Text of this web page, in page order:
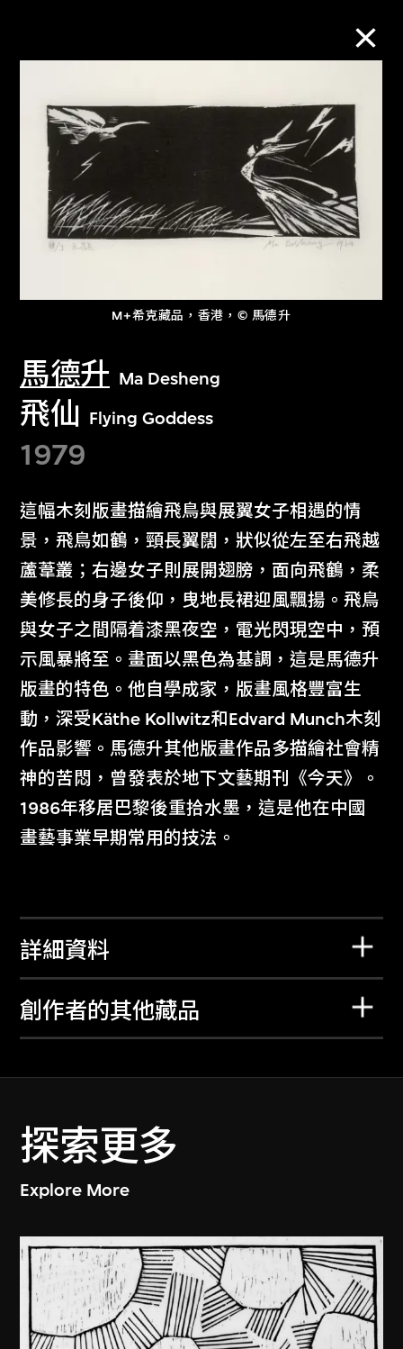
M+希克藏品，香港，© 馬德升
馬德升 Ma Desheng
飛仙 Flying Goddess
1979
這幅木刻版畫描繪飛鳥與展翼女子相遇的情
景，飛鳥如鶴，頸長翼闊，狀似從左至右飛越
蘆葦叢；右邊女子則展開翅膀，面向飛鶴，柔
美修長的身子後仰，曳地長裙迎風飄揚。飛鳥
與女子之間隔着漆黑夜空，電光閃現空中，預
示風暴將至。畫面以黑色為基調，這是馬德升
版畫的特色。他自學成家，版畫風格豐富生
動，深受Käthe Kollwitz和Edvard Munch木刻
作品影響。馬德升其他版畫作品多描繪社會精
神的苦悶，曾發表於地下文藝期刊《今天》。
1986年移居巴黎後重拾水墨，這是他在中國
畫藝事業早期常用的技法。
詳細資料
創作者的其他藏品
探索更多
Explore More
M+藏品
進一步篩選 搜索
文化藏品。